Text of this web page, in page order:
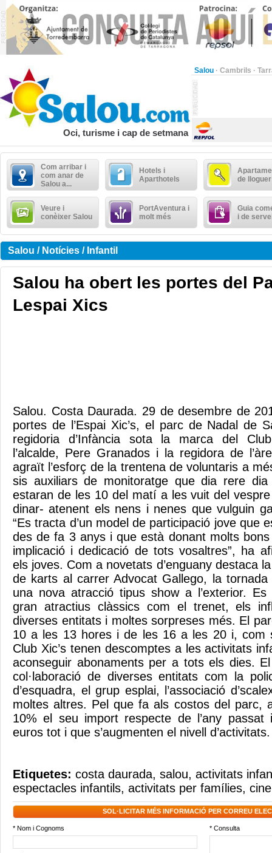
Salou · Cambrils ·
Oci, turisme i cap de setmana
Com arribar i
com anar de
Salou a...
Hotels i
Aparthotels
de lloguer
Veure i
conèixer Salou
PortAventura i
molt més
Guia
i de
Salou / Notícies / Infantil
Salou ha obert les portes del
Lespai Xics
Salou. Costa Daurada. 29 de desembre de
portes de l’Espai Xic’s, el parc de Nadal de
regidoria d’Infància sota la marca del
l’alcalde, Pere Granados i la regidora de
agraït l’esforç de la trentena de voluntaris a
sis auxiliars de monitoratge que dia rere
estaran de les 10 del matí a les vuit del
dinar- atenent els nens i nenes que vulguin
“Es tracta d’un model de participació jove que
des de fa 3 anys i que està donant molts
implicació i dedicació de tots vosaltres”, ha
els joves. Com a novetats d’enguany destaca
de karts al carrer Advocat Gallego, la
una nova atracció tipus show a l’exterior.
gran atractius clàssics com el trenet, els
diverses entitats i moltes sorpreses més. El
10 a les 13 hores i de les 16 a les 20 i, com
Club Xic’s tenen descomptes a les activitats
aconseguir abonaments per a tots els dies.
col·laboració de diverses entitats com la
d’esquadra, el grup esplai, l’associació
moltes altres. Pel que fa als costos del parc,
10% el seu import respecte de l’any passat
euros tot i que s’augmenten el nivell d’activitats.
Etiquetes: costa daurada, salou, activitats
espectacles infantils, activitats per famílies,
SOL·LICITAR MÉS INFORMACIÓ PER CORREU
* Nom i Cognoms * Consulta